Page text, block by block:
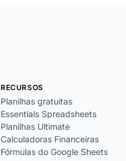
RECURSOS
Planilhas gratuitas
Essentials Spreadsheets
Planilhas Ultimate
Calculadoras Financeiras
Fórmulas do Google Sheets